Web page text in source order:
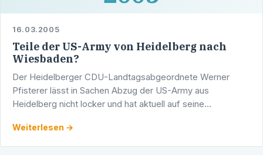
16.03.2005
Teile der US-Army von Heidelberg nach
Wiesbaden?
Der Heidelberger CDU-Landtagsabgeordnete Werner
Pfisterer lässt in Sachen Abzug der US-Army aus
Heidelberg nicht locker und hat aktuell auf seine
württembergische …
Weiterlesen →